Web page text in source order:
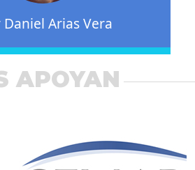
Daniel Arias Vera
APOYAN